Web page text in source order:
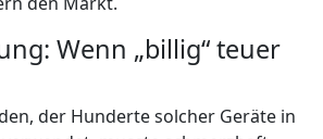
Wenn „billig“ teuer
der Hunderte solcher Geräte in